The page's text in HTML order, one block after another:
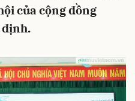
của cộng đồng
định.